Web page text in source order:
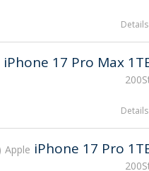
Details
iPhone 17 Pro Max
Details
Apple iPhone 17 Pro